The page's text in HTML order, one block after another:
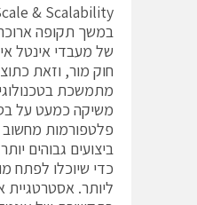
& Scalability
במשך תקופה
של מעבדי אינטל
חוק מור, וזאת
מתמשכת
משיקה כמעט על
פלטפורמות
ביצועים גבוהים
כדי שיוכלו לפתח
ליותר. אסטרטגיית